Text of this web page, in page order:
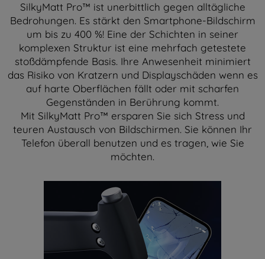
SilkyMatt Pro™ ist unerbittlich gegen alltägliche
Bedrohungen. Es stärkt den Smartphone-Bildschirm
um bis zu 400 %! Eine der Schichten in seiner
komplexen Struktur ist eine mehrfach getestete
stoßdämpfende Basis. Ihre Anwesenheit minimiert
das Risiko von Kratzern und Displayschäden wenn es
auf harte Oberflächen fällt oder mit scharfen
Gegenständen in Berührung kommt.
Mit SilkyMatt Pro™ ersparen Sie sich Stress und
teuren Austausch von Bildschirmen. Sie können Ihr
Telefon überall benutzen und es tragen, wie Sie
möchten.